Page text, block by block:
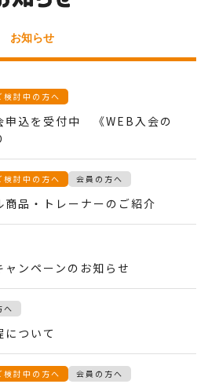
お知らせ
検討中の方へ
申込を受付中 《WEB入会の
検討中の方へ 会員の方へ
商品・トレーナーのご紹介
ャンペーンのお知らせ
へ
ついて
検討中の方へ 会員の方へ